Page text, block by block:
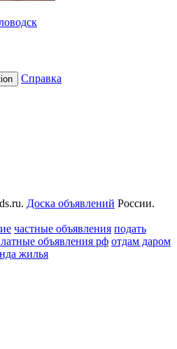
Справка
Доска объявлений России.
частные объявления подать
объявления рф отдам даром
жилья